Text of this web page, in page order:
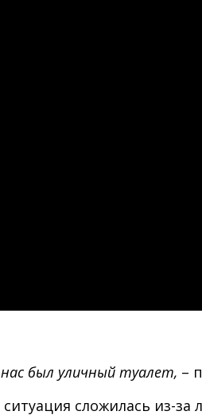
был уличный туалет, –
сложилась из-за